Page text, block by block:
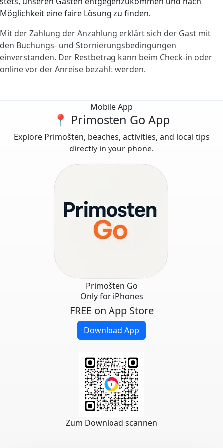
Möglichkeit eine faire Lösung zu finden.
Mit der Zahlung der Anzahlung erklärt sich der Gast mit
den Buchungs- und Stornierungsbedingungen
einverstanden. Der Restbetrag kann beim Check-in oder
online vor der Anreise bezahlt werden.
Mobile App
📍 Primosten Go App
Explore Primošten, beaches, activities, and local tips
directly in your phone.
Primošten Go
Only for iPhones
FREE on App Store
Download App
Zum Download scannen